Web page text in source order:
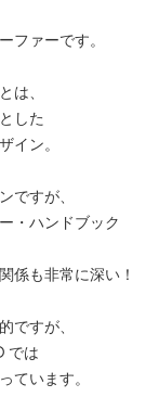
ファーです。
は、
した
イン。
ですが、
・ハンドブック
係も非常に深い！
ですが、
では
ています。